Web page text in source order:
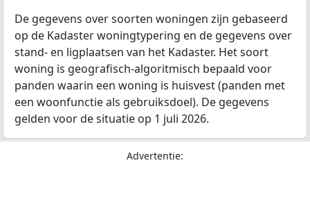
De gegevens over soorten woningen zijn gebaseerd
op de Kadaster woningtypering en de gegevens over
stand- en ligplaatsen van het Kadaster. Het soort
woning is geografisch-algoritmisch bepaald voor
panden waarin een woning is huisvest (panden met
een woonfunctie als gebruiksdoel). De gegevens
gelden voor de situatie op 1 juli 2026.
Advertentie: